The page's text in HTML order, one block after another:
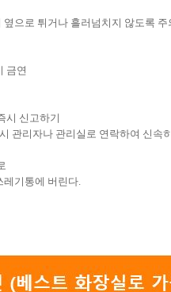
으로 튀거나 흘러넘치지 않도록
금연
시 신고하기
관리자나 관리실로 연락하여 신속
레기통에 버린다.